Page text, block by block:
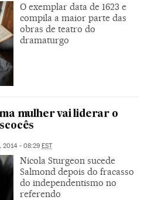
O exemplar data de 1623 e
compila a maior parte das
obras de teatro do
dramaturgo
mulher vai liderar o
2014 - 08:29 EST
Nicola Sturgeon sucede
Salmond depois do fracasso
do independentismo no
referendo